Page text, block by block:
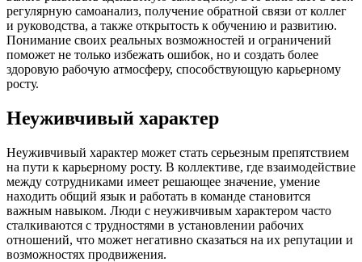
регулярную самоанализ, получение обратной связи от коллег
и руководства, а также открытость к обучению и развитию.
Понимание своих реальных возможностей и ограничений
поможет не только избежать ошибок, но и создать более
здоровую рабочую атмосферу, способствующую карьерному
росту.
Неуживчивый характер
Неуживчивый характер может стать серьезным препятствием
на пути к карьерному росту. В коллективе, где взаимодействие
между сотрудниками имеет решающее значение, умение
находить общий язык и работать в команде становится
важным навыком. Люди с неуживчивым характером часто
сталкиваются с трудностями в установлении рабочих
отношений, что может негативно сказаться на их репутации и
возможностях продвижения.